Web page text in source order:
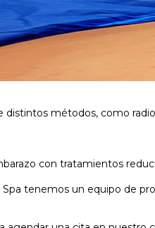
métodos, como
con tratamientos
tenemos un equipo de